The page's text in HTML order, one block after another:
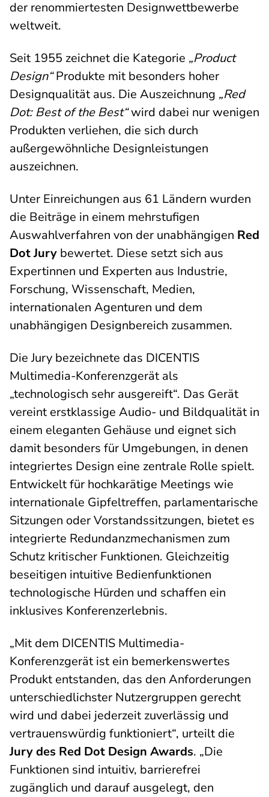
der renommiertesten Designwettbewerbe
weltweit.
Seit 1955 zeichnet die Kategorie „Product
Design“Produkte mit besonders hoher
Designqualität aus. Die Auszeichnung „Red
Dot: Best of the Best“wird dabei nur wenigen
Produkten verliehen, die sich durch
außergewöhnliche Designleistungen
auszeichnen.
Unter Einreichungen aus 61 Ländern wurden
die Beiträge in einem mehrstufigen
Auswahlverfahren von der unabhängigen Red
Dot Jury bewertet. Diese setzt sich aus
Expertinnen und Experten aus Industrie,
Forschung, Wissenschaft, Medien,
internationalen Agenturen und dem
unabhängigen Designbereich zusammen.
Die Jury bezeichnete das DICENTIS
Multimedia-Konferenzgerät als
„technologisch sehr ausgereift“. Das Gerät
vereint erstklassige Audio- und Bildqualität in
einem eleganten Gehäuse und eignet sich
damit besonders für Umgebungen, in denen
integriertes Design eine zentrale Rolle spielt.
Entwickelt für hochkarätige Meetings wie
internationale Gipfeltreffen, parlamentarische
Sitzungen oder Vorstandssitzungen, bietet es
integrierte Redundanzmechanismen zum
Schutz kritischer Funktionen. Gleichzeitig
beseitigen intuitive Bedienfunktionen
technologische Hürden und schaffen ein
inklusives Konferenzerlebnis.
„Mit dem DICENTIS Multimedia-
Konferenzgerät ist ein bemerkenswertes
Produkt entstanden, das den Anforderungen
unterschiedlichster Nutzergruppen gerecht
wird und dabei jederzeit zuverlässig und
vertrauenswürdig funktioniert“, urteilt die
Jury des Red Dot Design Awards. „Die
Funktionen sind intuitiv, barrierefrei
zugänglich und darauf ausgelegt, den